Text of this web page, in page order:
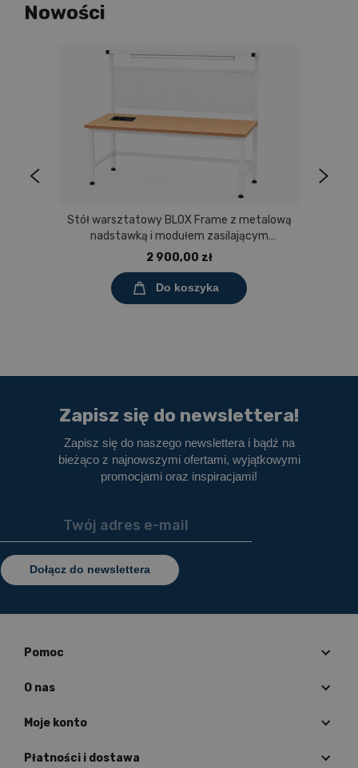
Nowości
Stół warsztatowy BLOX Frame z metalową
nadstawką i modułem zasilającym
Prostokąt 1200x600 mm, rozmiar 4-6, blat
2 900,00 zł
Do koszyka
Zapisz się do newslettera!
Zapisz się do naszego newslettera i bądź na
bieżąco z najnowszymi ofertami, wyjątkowymi
promocjami oraz inspiracjami!
Dołącz do newslettera
Pomoc
O nas
Moje konto
Płatności i dostawa